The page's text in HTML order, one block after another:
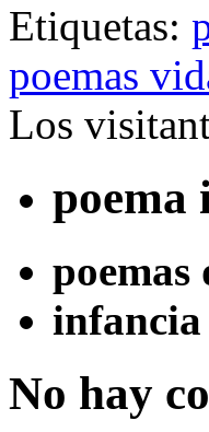
Etiquetas:
poemas
Los
poema
poemas
infancia
No hay